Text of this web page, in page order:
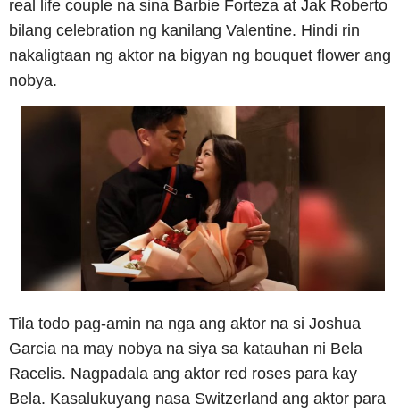
real life couple na sina Barbie Forteza at Jak Roberto
bilang celebration ng kanilang Valentine. Hindi rin
nakaligtaan ng aktor na bigyan ng bouquet flower ang
nobya.
Tila todo pag-amin na nga ang aktor na si Joshua
Garcia na may nobya na siya sa katauhan ni Bela
Racelis. Nagpadala ang aktor red roses para kay
Bela. Kasalukuyang nasa Switzerland ang aktor para